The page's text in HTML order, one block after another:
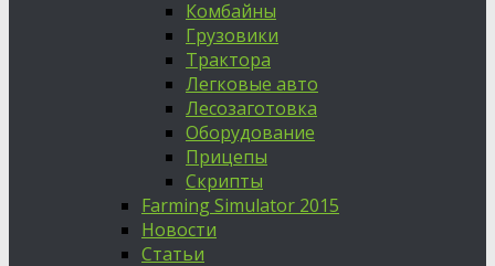
Комбайны
Грузовики
Трактора
Легковые авто
Лесозаготовка
Оборудование
Прицепы
Скрипты
Farming Simulator 2015
Новости
Статьи